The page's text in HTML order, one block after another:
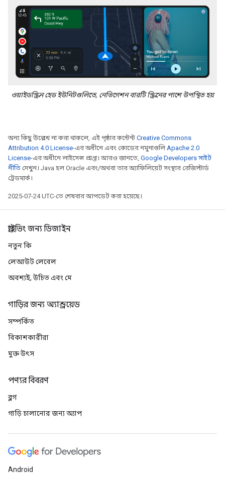
ওয়াইডস্ক্রিন হেড ইউনিটগুলিতে, নেভিগেশন বারটি স্ক্রিনের পাশে উপস্থিত হয়
অন্য কিছু উল্লেখ না করা থাকলে, এই পৃষ্ঠার কন্টেন্ট Creative Commons
Attribution 4.0 License-এর অধীনে এবং কোডের নমুনাগুলিApache 2.0
License-এর অধীনে লাইসেন্স প্রাপ্ত। আরও জানতে, Google Developers সাইট
নীতি দেখুন। Java হল Oracle এবং/অথবা তার অ্যাফিলিয়েট সংস্থার রেজিস্টার্ড
ট্রেডমার্ক।
2025-07-24 UTC-তে শেষবার আপডেট করা হয়েছে।
ড্রাইভিং জন্য ডিজাইন
নতুন কি
লেআউট লেবেল
অবশ্যই, উচিত এবং মে
গাড়ির জন্য অ্যান্ড্রয়েড
সম্পর্কিত
বিকাশকারীরা
মুক্ত উৎস
পণ্যর বিবরণ
ব্লগ
গাড়ি চালানোর জন্য অ্যাপ
Android